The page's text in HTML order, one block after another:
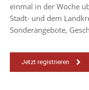
einmal in der Woche
Stadt- und dem
Sonderangebote,
Jetzt registrieren